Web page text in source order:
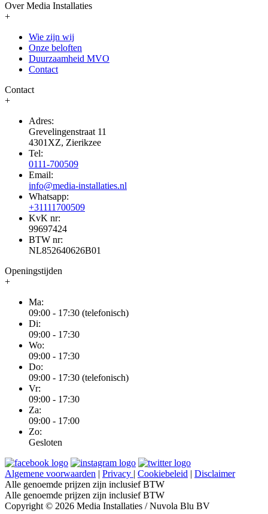
Over Media Installaties
+
Wie zijn wij
Onze beloften
Duurzaamheid MVO
Contact
Contact
+
Adres:
Grevelingenstraat 11
4301XZ, Zierikzee
Tel:
0111-700509
Email:
info@media-installaties.nl
Whatsapp:
+31111700509
KvK nr:
99697424
BTW nr:
NL852640626B01
Openingstijden
+
Ma:
09:00 - 17:30 (telefonisch)
Di:
09:00 - 17:30
Wo:
09:00 - 17:30
Do:
09:00 - 17:30 (telefonisch)
Vr:
09:00 - 17:30
Za:
09:00 - 17:00
Zo:
Gesloten
Algemene voorwaarden | Privacy | Cookiebeleid | Disclaimer
Alle genoemde prijzen zijn inclusief BTW
Alle genoemde prijzen zijn inclusief BTW
Copyright © 2026 Media Installaties / Nuvola Blu BV